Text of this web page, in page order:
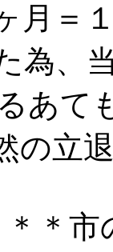
月＝
為、
あ
の立
＊